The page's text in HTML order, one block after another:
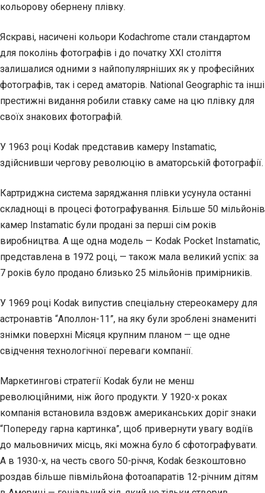
кольорову обернену плівку.
Яскраві, насичені кольори Kodachrome стали стандартом
для поколінь фотографів і до початку XXI століття
залишалися одними з найпопулярніших як у професійних
фотографів, так і серед аматорів. National Geographic та інші
престижні видання робили ставку саме на цю плівку для
своїх знакових фотографій.
У 1963 році Kodak представив камеру Instamatic,
здійснивши чергову революцію в аматорській фотографії.
Картриджна система заряджання плівки усунула останні
складнощі в процесі фотографування. Більше 50 мільйонів
камер Instamatic були продані за перші сім років
виробництва. А ще одна модель — Kodak Pocket Instamatic,
представлена в 1972 році, — також мала великий успіх: за
7 років було продано близько 25 мільйонів примірників.
У 1969 році Kodak випустив спеціальну стереокамеру для
астронавтів “Аполлон-11”, на яку були зроблені знамениті
знімки поверхні Місяця крупним планом — ще одне
свідчення технологічної переваги компанії.
Маркетингові стратегії Kodak були не менш
революційними, ніж його продукти. У 1920-х роках
компанія встановила вздовж американських доріг знаки
“Попереду гарна картинка”, щоб привернути увагу водіїв
до мальовничих місць, які можна було б сфотографувати.
А в 1930-х, на честь свого 50-річчя, Kodak безкоштовно
роздав більше півмільйона фотоапаратів 12-річним дітям